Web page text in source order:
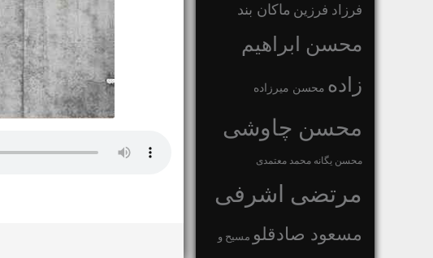
فرزاد فرزین ماکان بند
محسن ابراهیم
زاده محسن میرزاده
محسن چاوشی
محسن یگانه محمد معتمدی
مرتضی اشرفی
مسعود صادقلو مسیح و